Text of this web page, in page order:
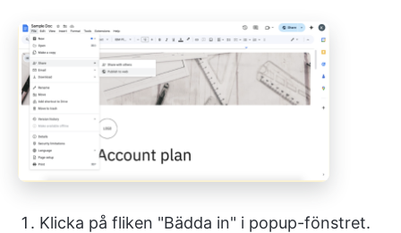
Klicka på fliken "Bädda in" i popup-fönstret.